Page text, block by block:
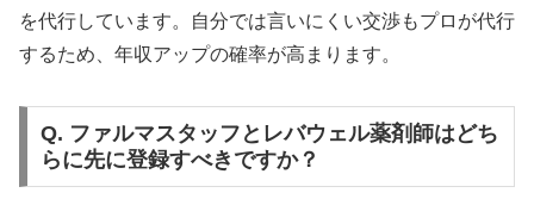
を代行しています。自分では言いにくい交渉もプロが代行
するため、年収アップの確率が高まります。
Q. ファルマスタッフとレバウェル薬剤師はどち
らに先に登録すべきですか？